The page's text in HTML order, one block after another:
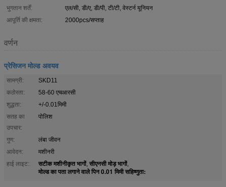
भुगतान शर्तें:
एल/सी, डी/ए, डी/पी, टी/टी, वेस्टर्न यूनियन
आपूर्ति की क्षमता:
2000pcs/सप्ताह
वर्णन
प्रेसिजन मोल्ड अवयव
सामग्री:
SKD11
कठोरता:
58-60 एचआरसी
शुद्धता:
+/-0.01मिमी
सतह का
उपचार:
पोलिश
गुण:
लंबा जीवन
आवेदन:
मशीनरी
हाई लाइट:
सटीक मशीनीकृत भागों, सीएनसी मोड़ भागों,
मोल्ड का पता लगाने वाले पिन 0.01 मिमी सहिष्णुता: